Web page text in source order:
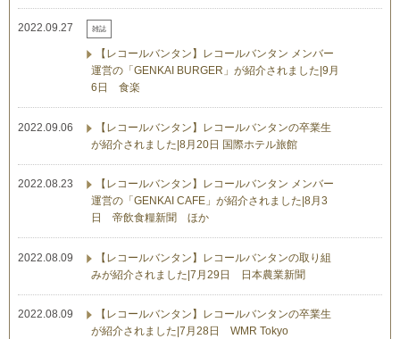
2022.09.27 雑誌
【レコールバンタン】レコールバンタン メンバー
運営の「GENKAI BURGER」が紹介されました|9月
6日 食楽
2022.09.06
【レコールバンタン】レコールバンタンの卒業生
が紹介されました|8月20日 国際ホテル旅館
2022.08.23
【レコールバンタン】レコールバンタン メンバー
運営の「GENKAI CAFE」が紹介されました|8月3
日 帝飲食糧新聞 ほか
2022.08.09
【レコールバンタン】レコールバンタンの取り組
みが紹介されました|7月29日 日本農業新聞
2022.08.09
【レコールバンタン】レコールバンタンの卒業生
が紹介されました|7月28日 WMR Tokyo